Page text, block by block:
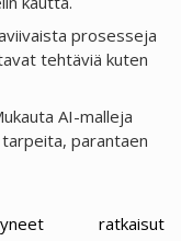
prosesseja
tehtäviä kuten
AI-malleja
parantaen
ratkaisut